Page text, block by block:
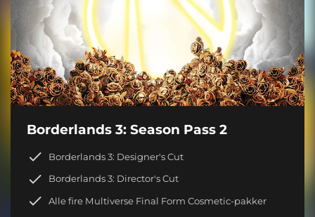
Borderlands 3: Season Pass 2
Borderlands 3: Designer's Cut
Borderlands 3: Director's Cut
Alle fire Multiverse Final Form Cosmetic-pakker